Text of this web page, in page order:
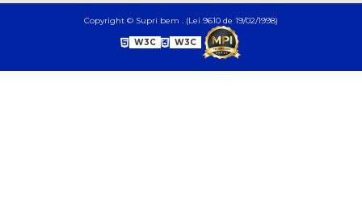
Copyright © Supri bem . (Lei 9610 de 19/02/1998)
W3C W3C